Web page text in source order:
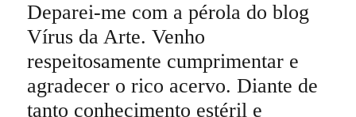
Deparei-me com a pérola do blog
Vírus da Arte. Venho
respeitosamente cumprimentar e
agradecer o rico acervo. Diante de
tanto conhecimento estéril e